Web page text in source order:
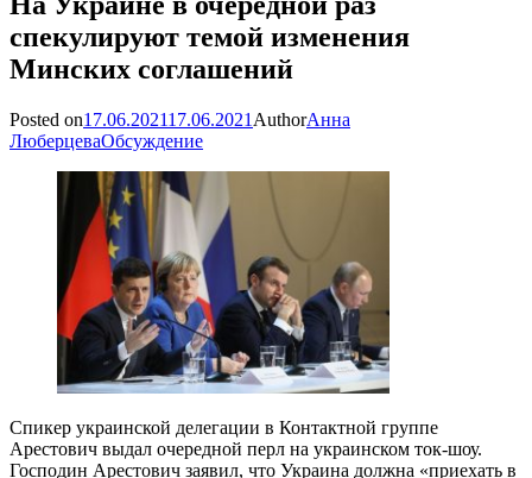
спекулируют темой изменения
Минских соглашений
Posted on17.06.202117.06.2021 AuthorАнна
ЛюберцеваОбсуждение
Спикер украинской делегации в Контактной группе
Арестович выдал очередной перл на украинском ток-шоу.
Господин Арестович заявил, что Украина должна «приехать в